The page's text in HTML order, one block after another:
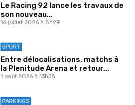
Le Racing 92 lance les travaux de
son nouveau...
16 juillet 2026 à 8h29
SPORT
Entre délocalisations, matchs à
la Plenitude Arena et retour...
1 août 2026 à 13h58
PARKINGS